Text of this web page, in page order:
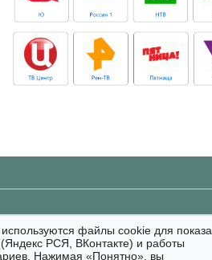
файлы cookie для показа
РСЯ, ВКонтакте) и работы
Нажимая «Понятно», вы